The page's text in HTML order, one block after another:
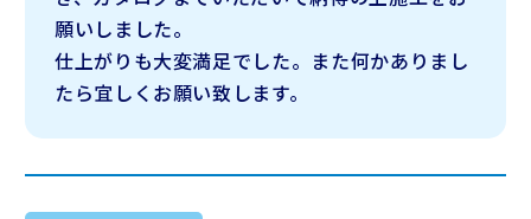
願いしました。
仕上がりも大変満足でした。また何かありまし
たら宜しくお願い致します。